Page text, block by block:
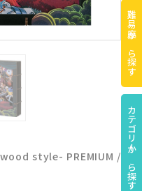
wood style- PREMIUM /
難易度から探す
カテゴリーから探す